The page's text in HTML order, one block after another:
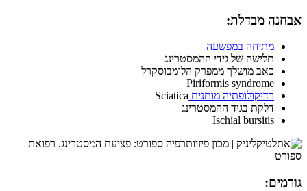
אבחנה מבדלת:
מתיחה במפשעה
תלישה של גידי ההמסטרינג
כאב מושלך ממפרק הלומבוסקרל
Piriformis syndrome
רדיקולופתיה מותנית Sciatica
דלקת בגיד ההמסטרינג
Ischial bursitis
גורמים: